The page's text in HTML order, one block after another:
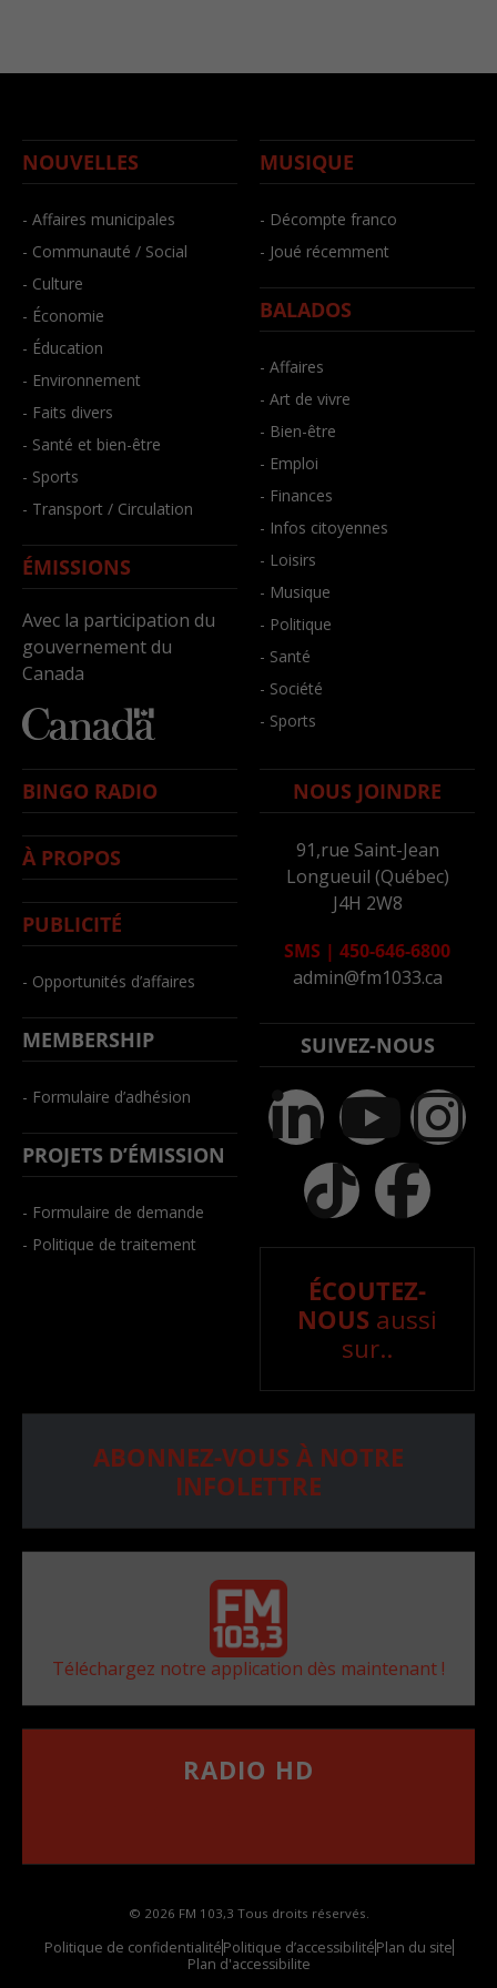
NOUVELLES
- Affaires municipales
- Communauté / Social
- Culture
- Économie
- Éducation
- Environnement
- Faits divers
- Santé et bien-être
- Sports
- Transport / Circulation
ÉMISSIONS
Avec la participation du
gouvernement du
Canada
MUSIQUE
- Décompte franco
- Joué récemment
BALADOS
- Affaires
- Art de vivre
- Bien-être
- Emploi
- Finances
- Infos citoyennes
- Loisirs
- Musique
- Politique
- Santé
- Société
- Sports
BINGO RADIO
À PROPOS
PUBLICITÉ
- Opportunités d’affaires
MEMBERSHIP
- Formulaire d’adhésion
PROJETS D’ÉMISSION
- Formulaire de demande
- Politique de traitement
NOUS JOINDRE
91,rue Saint-Jean
Longueuil (Québec)
J4H 2W8
SMS | 450-646-6800
admin@fm1033.ca
SUIVEZ-NOUS
ÉCOUTEZ-
NOUS aussi
sur..
ABONNEZ-VOUS À NOTRE
INFOLETTRE
Téléchargez notre application dès maintenant !
RADIO HD
© 2026 FM 103,3 Tous droits réservés.
Politique de confidentialitéPolitique d’accessibilitéPlan du site
Plan d'accessibilite